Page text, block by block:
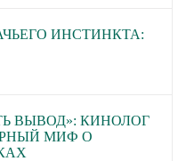
ИНСТИНКТА:
ВЫВОД»: КИНОЛОГ
МИФ О